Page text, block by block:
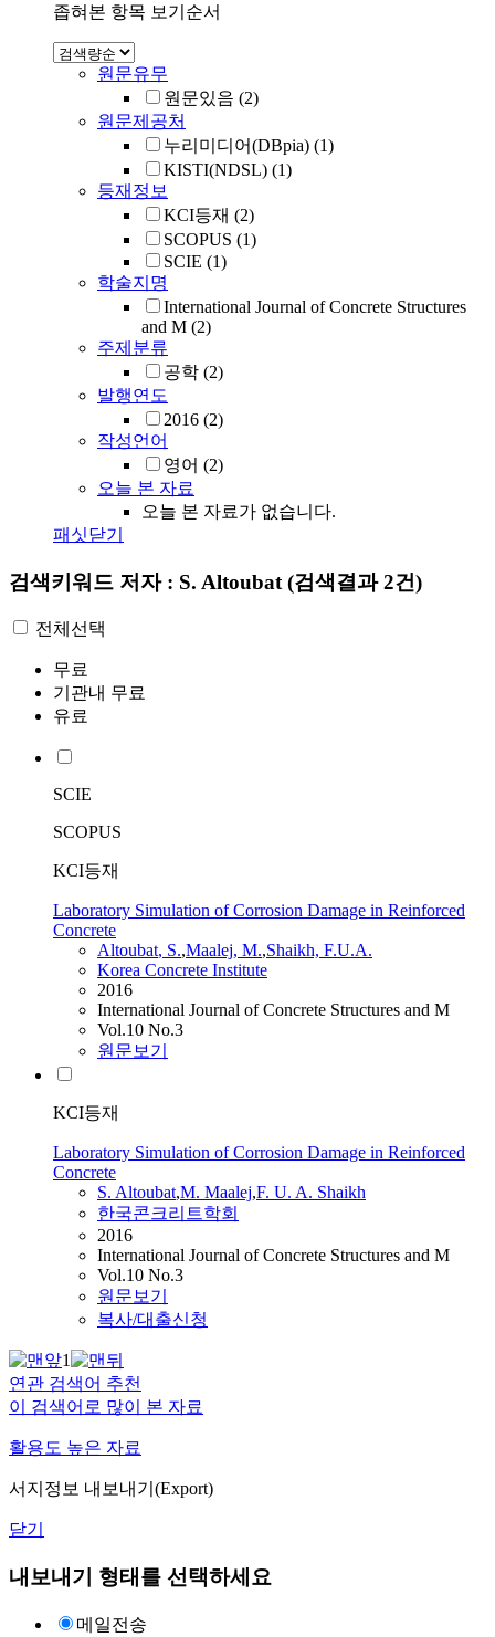
좁혀본 항목 보기순서
원문유무
원문있음 (2)
원문제공처
누리미디어(DBpia) (1)
KISTI(NDSL) (1)
등재정보
KCI등재 (2)
SCOPUS (1)
SCIE (1)
학술지명
International Journal of Concrete Structures
and M (2)
주제분류
공학 (2)
발행연도
2016 (2)
작성언어
영어 (2)
오늘 본 자료
오늘 본 자료가 없습니다.
패싯닫기
검색키워드 저자 : S. Altoubat (검색결과 2건)
전체선택
무료
기관내 무료
유료
SCIE
SCOPUS
KCI등재
Laboratory Simulation of Corrosion Damage in Reinforced
Concrete
Altoubat, S.,Maalej, M.,Shaikh, F.U.A.
Korea Concrete Institute
2016
International Journal of Concrete Structures and M
Vol.10 No.3
원문보기
KCI등재
Laboratory Simulation of Corrosion Damage in Reinforced
Concrete
S. Altoubat,M. Maalej,F. U. A. Shaikh
한국콘크리트학회
2016
International Journal of Concrete Structures and M
Vol.10 No.3
원문보기
복사/대출신청
1
연관 검색어 추천
이 검색어로 많이 본 자료
활용도 높은 자료
서지정보 내보내기(Export)
닫기
내보내기 형태를 선택하세요
메일전송